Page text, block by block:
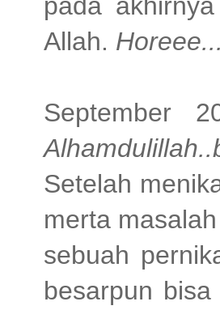
Allah.
September
Setelah
merta
sebuah
besarpun